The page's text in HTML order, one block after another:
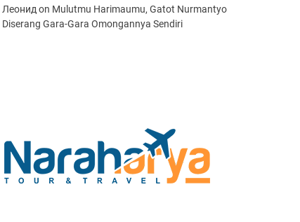
Леонид on Mulutmu Harimaumu, Gatot Nurmantyo
Diserang Gara-Gara Omongannya Sendiri